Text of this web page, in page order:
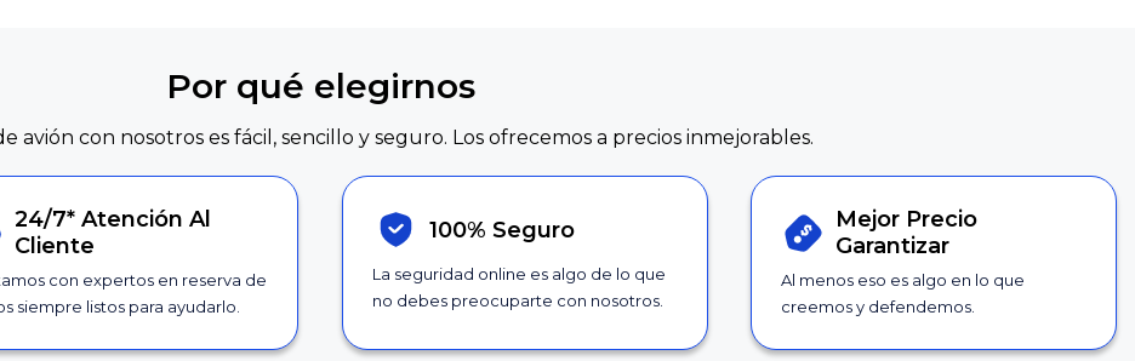
Por qué elegirnos
avión con nosotros es fácil, sencillo y seguro. Los ofrecemos a precios inmejorables.
24/7*Atención Al
Cliente
con expertos en reserva de
siempre listos para ayudarlo.
100% Seguro
La seguridad online es algo de lo que
no debes preocuparte con nosotros.
Mejor Precio
Garantizar
Al menos eso es algo en lo que
creemos y defendemos.